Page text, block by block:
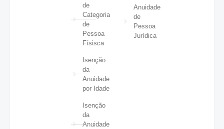
de
Categoria
de
Pessoa
Físisca
Isenção
da
Anuidade
por Idade
Isenção
da
Anuidade
Anuidade
de
Pessoa
Jurídica